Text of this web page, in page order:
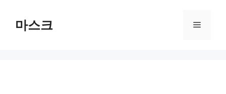
마스크 메